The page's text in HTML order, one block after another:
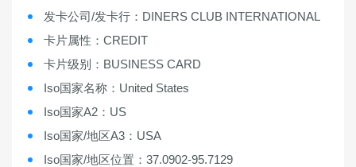
发卡公司/发卡行：DINERS CLUB INTERNATIONAL
卡片属性：CREDIT
卡片级别：BUSINESS CARD
Iso国家名称：United States
Iso国家A2：US
Iso国家/地区A3：USA
Iso国家/地区位置：37.0902-95.7129